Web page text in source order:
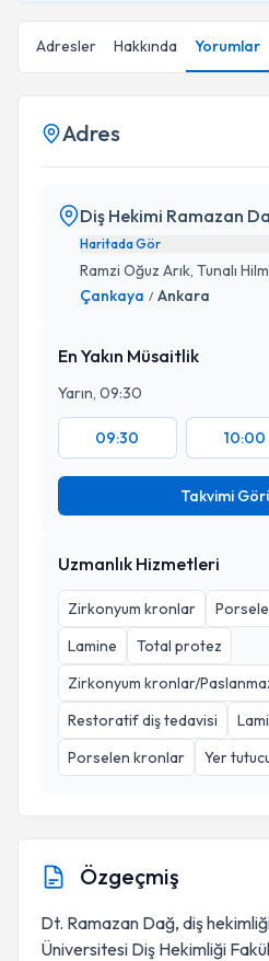
Adresler Hakkında Yorumlar
Adres
Diş Hekimi Ramazan
Haritada Gör
Ramzi Oğuz Arık, Tunalı
Çankaya / Ankara
En Yakın Müsaitlik
Yarın, 09:30
09:30 10:00
Takvimi
Uzmanlık Hizmetleri
Zirkonyum kronlar
Lamine
Total protez
Zirkonyum kronlar/
Restoratif diş tedavisi
Porselen kronlar
Yer
Özgeçmiş
Dt. Ramazan Dağ, diş
Üniversitesi Diş Hekimliği